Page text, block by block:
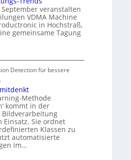
veranstalten
VDMA Machine
in Hochstraß,
gemeinsame Tagung
Detection für bessere
Methode
kommt in der
Einsatz. Sie ordnet
Klassen zu
automatisierte
im…